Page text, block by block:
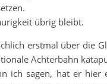
übrig bleibt.
erstmal über die
Achterbahn
ich sagen, hat er